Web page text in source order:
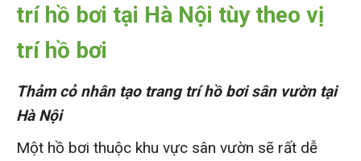
trí hồ bơi tại Hà Nội tùy theo vị
trí hồ bơi
Thảm cỏ nhân tạo trang trí hồ bơi sân vườn tại
Hà Nội
Một hồ bơi thuộc khu vực sân vườn sẽ rất dễ